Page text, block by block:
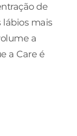
de
lábios mais
a
a Care é